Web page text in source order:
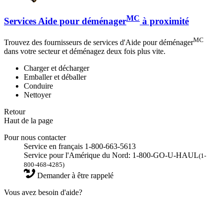
Services Aide pour déménagerMC à proximité
Trouvez des fournisseurs de services d'Aide pour déménagerMC
dans votre secteur et déménagez deux fois plus vite.
Charger et décharger
Emballer et déballer
Conduire
Nettoyer
Retour
Haut de la page
Pour nous contacter
Service en français 1-800-663-5613
Service pour l'Amérique du Nord: 1-800-GO-U-HAUL(1-
800-468-4285)
Demander à être rappelé
Vous avez besoin d'aide?